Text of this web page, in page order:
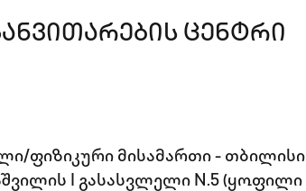
ცენტრი
ფიზიკური მისამართი - თბილისი
I გასასვლელი N.5 (ყოფილი